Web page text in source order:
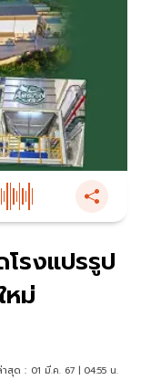
รงแปรรูป
หม่
สุด : 01 มี.ค. 67 | 04:55 น.